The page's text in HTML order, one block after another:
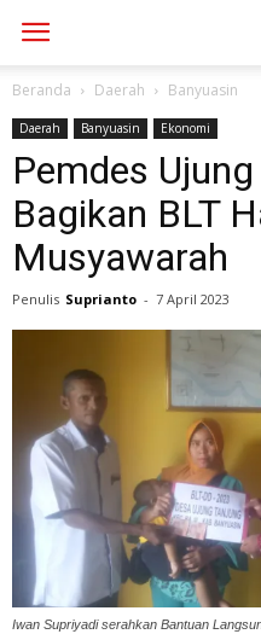
Beranda Daerah Banyuasin
Daerah Banyuasin Ekonomi
Pemdes
Bagikan BLT
Musyawarah
Penulis Suprianto - 7 April 2023
Iwan Supriyadi serahkan Bantuan